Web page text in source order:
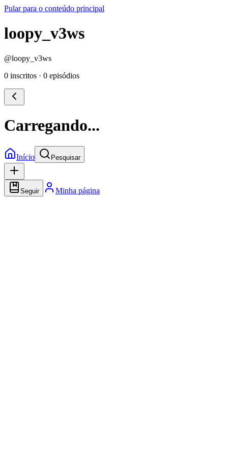
Pular para o conteúdo principal
loopy_v3ws
@loopy_v3ws
0 inscritos · 0 episódios
Carregando...
Início Pesquisar
Seguir Minha página